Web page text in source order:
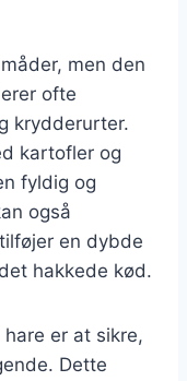
men den
ofte
krydderurter.
kartofler og
fyldig og
også
en dybde
hakkede kød.
er at sikre,
Dette